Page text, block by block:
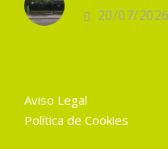
20/07/2026
Aviso Legal
Política de Cookies